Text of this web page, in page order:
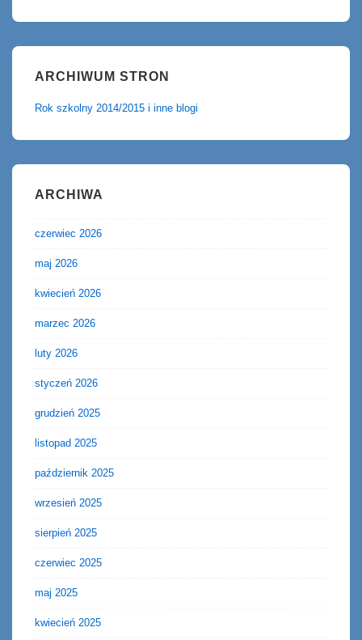
ARCHIWUM STRON
Rok szkolny 2014/2015 i inne blogi
ARCHIWA
czerwiec 2026
maj 2026
kwiecień 2026
marzec 2026
luty 2026
styczeń 2026
grudzień 2025
listopad 2025
październik 2025
wrzesień 2025
sierpień 2025
czerwiec 2025
maj 2025
kwiecień 2025